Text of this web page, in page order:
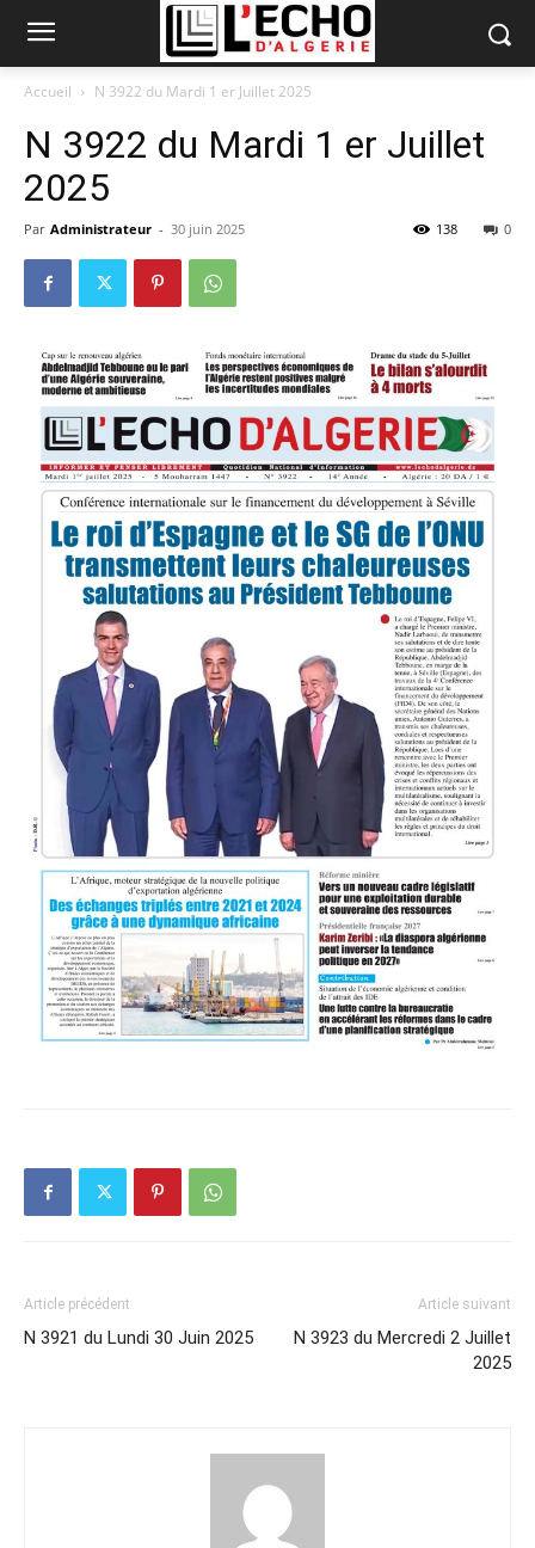
Accueil N 3922 du Mardi 1 er Juillet 2025
N 3922 du Mardi 1 er Juillet
2025
Par Administrateur - 30 juin 2025 0
138
Article précédent
N 3921 du Lundi 30 Juin 2025
Article suivant
N 3923 du Mercredi 2 Juillet
2025